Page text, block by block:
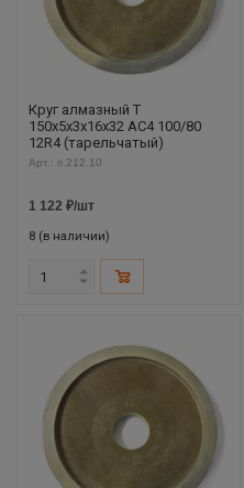
Круг алмазный Т
150х5х3х16х32 АС4 100/80
12R4 (тарельчатый)
Арт.: ri.212.10
1 122 ₽/шт
8 (в наличии)